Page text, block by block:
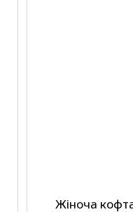
Жіноча